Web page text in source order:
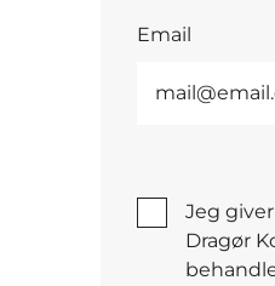
Email
Jeg
Dragør